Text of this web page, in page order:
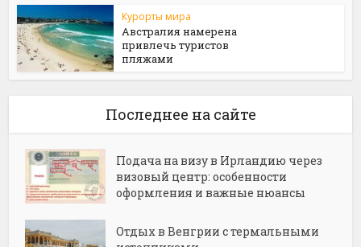
Курорты мира
Австралия намерена
привлечь туристов
пляжами
Последнее на сайте
Подача на визу в Ирландию через
визовый центр: особенности
оформления и важные нюансы
Отдых в Венгрии с термальными